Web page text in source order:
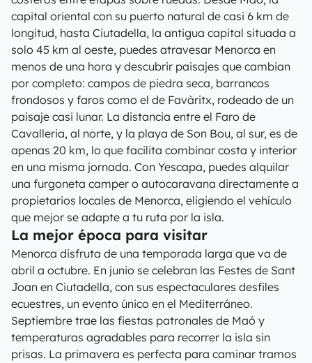
capital oriental con su puerto natural de casi 6 km de
longitud, hasta Ciutadella, la antigua capital situada a
solo 45 km al oeste, puedes atravesar Menorca en
menos de una hora y descubrir paisajes que cambian
por completo: campos de piedra seca, barrancos
frondosos y faros como el de Favàritx, rodeado de un
paisaje casi lunar. La distancia entre el Faro de
Cavalleria, al norte, y la playa de Son Bou, al sur, es de
apenas 20 km, lo que facilita combinar costa y interior
en una misma jornada. Con Yescapa, puedes alquilar
una furgoneta camper o autocaravana directamente a
propietarios locales de Menorca, eligiendo el vehículo
que mejor se adapte a tu ruta por la isla.
La mejor época para visitar
Menorca disfruta de una temporada larga que va de
abril a octubre. En junio se celebran las Festes de Sant
Joan en Ciutadella, con sus espectaculares desfiles
ecuestres, un evento único en el Mediterráneo.
Septiembre trae las fiestas patronales de Maó y
temperaturas agradables para recorrer la isla sin
prisas. La primavera es perfecta para caminar tramos